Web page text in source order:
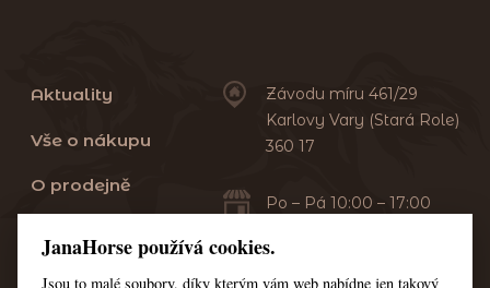
Aktuality
Vše o nákupu
O prodejně
Servis
Závodu míru 461/29
Karlovy Vary (Stará Role)
360 17
Po – Pá 10:00 – 17:00
JanaHorse používá cookies.
Jsou to malé soubory, díky kterým vám web nabídne jen takový